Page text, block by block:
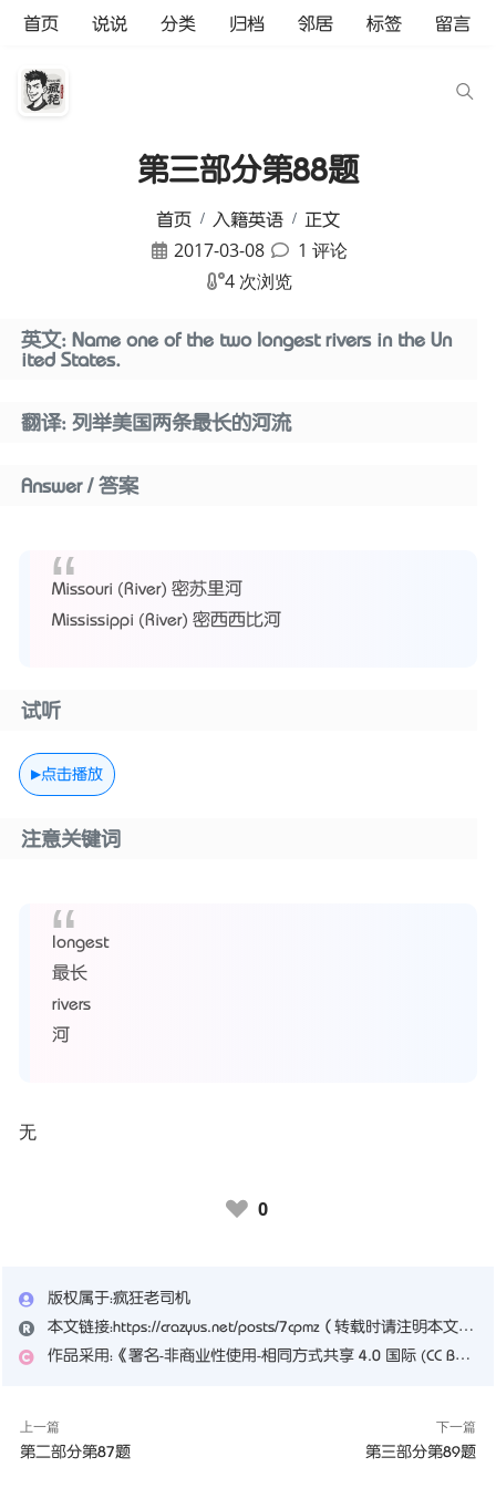
首页 说说 分类 归档 邻居 标签 留言
第三部分第88题
首页 入籍英语 正文
2017-03-08
1 评论
4 次浏览
英文: Name one of the two longest rivers in the Un
ited States.
翻译: 列举美国两条最长的河流
Answer / 答案
Missouri (River) 密苏里河
Mississippi (River) 密西西比河
试听
点击播放
注意关键词
longest
最长
rivers
河
无
♥ 0
版权属于：疯狂老司机
本文链接：https://crazyus.net/posts/7cpmz（转载时请注明本文出处及文章链接）
作品采用： 《署名-非商业性使用-相同方式共享 4.0 国际 (CC BY-NC-SA 4.0)
上一篇
第二部分第87题
下一篇
第三部分第89题